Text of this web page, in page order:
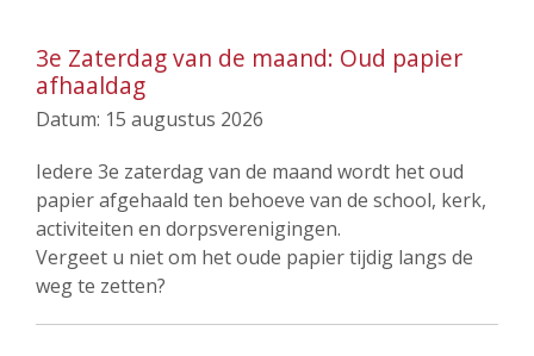
3e Zaterdag van de maand: Oud papier
afhaaldag
Datum: 15 augustus 2026
Iedere 3e zaterdag van de maand wordt het oud
papier afgehaald ten behoeve van de school, kerk,
activiteiten en dorpsverenigingen.
Vergeet u niet om het oude papier tijdig langs de
weg te zetten?